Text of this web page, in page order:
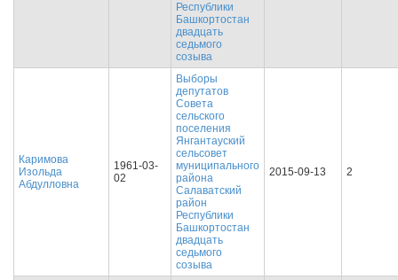
Республики
Башкортостан
двадцать
седьмого
созыва
Каримова
Изольда
Абдулловна
1961-03-
02
Выборы
депутатов
Совета
сельского
поселения
Янгантауский
сельсовет
муниципального
района
Салаватский
район
Республики
Башкортостан
двадцать
седьмого
созыва
2015-09-13 2